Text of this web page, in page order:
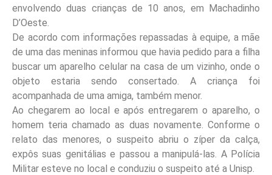
envolvendo duas crianças de 10 anos, em Machadinho
D’Oeste.
De acordo com informações repassadas à equipe, a mãe
de uma das meninas informou que havia pedido para a filha
buscar um aparelho celular na casa de um vizinho, onde o
objeto estaria sendo consertado. A criança foi
acompanhada de uma amiga, também menor.
Ao chegarem ao local e após entregarem o aparelho, o
homem teria chamado as duas novamente. Conforme o
relato das menores, o suspeito abriu o zíper da calça,
expôs suas genitálias e passou a manipulá-las. A Polícia
Militar esteve no local e conduziu o suspeito até a Unisp.